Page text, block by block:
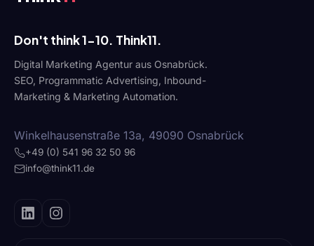
Don't think 1-10. Think11.
Digital Marketing Agentur aus Osnabrück.
SEO, Programmatic Advertising, Inbound-
Marketing & Marketing Automation.
Winkelhausenstraße 13a, 49090 Osnabrück
+49 (0) 541 96 32 50 96
info@think11.de